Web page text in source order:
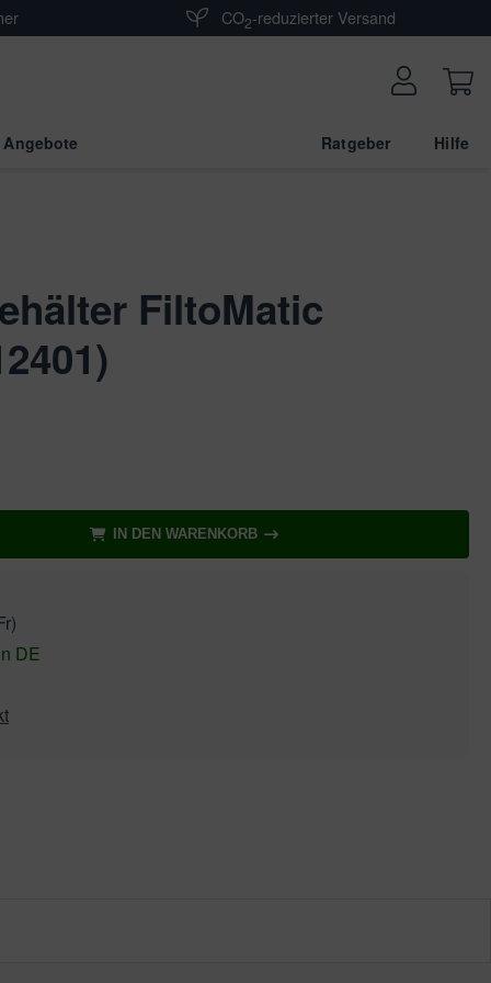
CO2-reduzierter Versand
Angebote Ratgeber Hilfe
FiltoMatic
IN DEN WARENKORB
DE